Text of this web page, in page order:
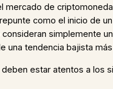
mercado de
como el inicio de
simplemente
una tendencia bajista más
estar atentos a los